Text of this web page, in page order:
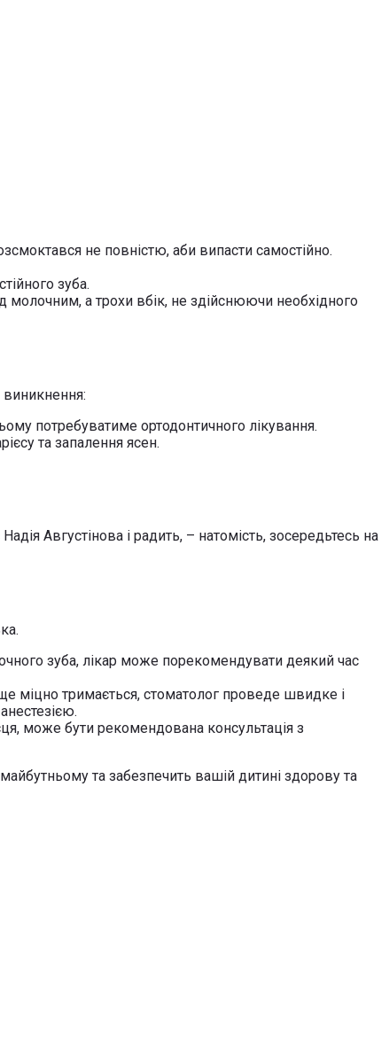
не повністю, аби випасти самостійно.
зуба.
молочним, а трохи вбік, не здійснюючи необхідного
потребуватиме ортодонтичного лікування.
та запалення ясен.
Августінова і радить, – натомість, зосередьтесь на
зуба, лікар може порекомендувати деякий час
міцно тримається, стоматолог проведе швидке і
може бути рекомендована консультація з
та забезпечить вашій дитині здорову та